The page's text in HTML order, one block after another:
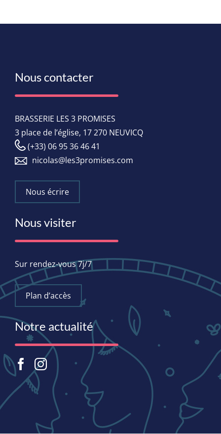
Nous contacter
BRASSERIE LES 3 PROMISES
3 place de l’église, 17 270 NEUVICQ
(+33) 06 95 36 46 41
nicolas@les3promises.com
Nous écrire
Nous visiter
Sur rendez-vous 7j/7
Plan d’accès
Notre actualité